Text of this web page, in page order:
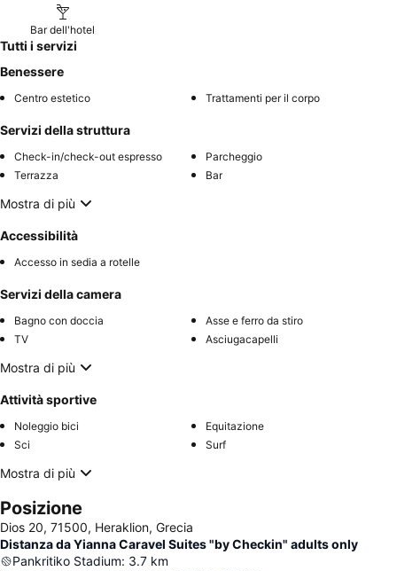
Bar dell'hotel
Tutti i servizi
Benessere
Centro estetico Trattamenti per il corpo
Servizi della struttura
Check-in/check-out espresso
Parcheggio
Terrazza
Bar
Mostra di più
Accessibilità
Accesso in sedia a rotelle
Servizi della camera
Bagno con doccia
Asse e ferro da stiro
TV
Asciugacapelli
Mostra di più
Attività sportive
Noleggio bici
Equitazione
Sci
Surf
Mostra di più
Posizione
Dios 20, 71500, Heraklion, Grecia
Distanza da Yianna Caravel Suites "by Checkin" adults only
Pankritiko Stadium: 3.7 km